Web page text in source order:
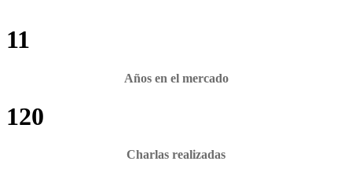
11
Años en el mercado
120
Charlas realizadas